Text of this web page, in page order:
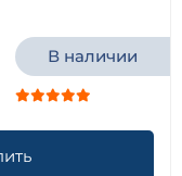
В наличии